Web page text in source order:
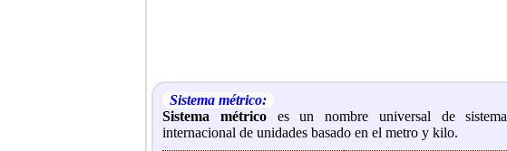
Sistema métrico:
Sistema métricoes un nombre universal de sistema
internacional de unidades basado en el metro y kilo.